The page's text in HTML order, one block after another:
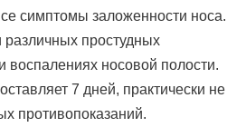
симптомы заложенности носа.
различных простудных
воспалениях носовой полости.
7 дней, практически не
противопоказаний.